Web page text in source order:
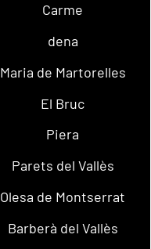
Carme
dena
Maria de Martorelles
El Bruc
Piera
Parets del Vallès
Olesa de Montserrat
Barberà del Vallès